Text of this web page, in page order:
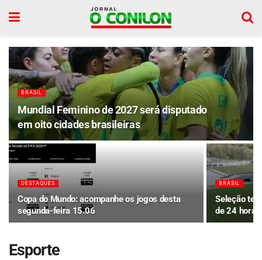
BRASIL
Mundial Feminino de 2027 será disputado
em oito cidades brasileiras
DESTAQUES
Copa do Mundo: acompanhe os jogos desta
segunda-feira 15.06
BRASIL
Seleção
de 24
Esporte